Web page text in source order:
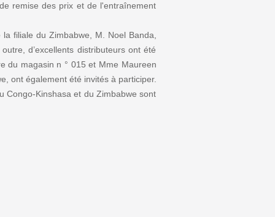
remise des prix et de l'entraînement
filiale du Zimbabwe, M. Noel Banda,
d’excellents distributeurs ont été
du magasin n ° 015 et Mme Maureen
ont également été invités à participer.
Congo-Kinshasa et du Zimbabwe sont